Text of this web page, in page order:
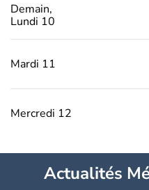
Demain,
Lundi 10
Mardi 11
Mercredi 12
Actualités